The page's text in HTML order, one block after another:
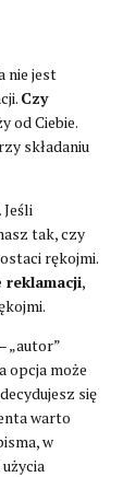
nie jest
Czy
od Ciebie.
składaniu
tak, czy
rękojmi.
reklamacji,
– „autor”
opcja może
się
warto
w